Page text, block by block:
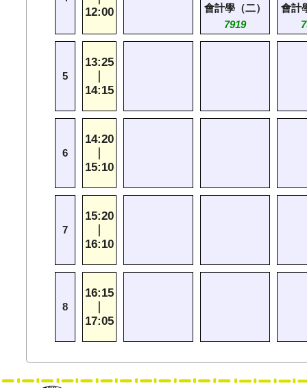
12:00
會計學（二）
7919
會計
5
13:25
14:15
6
14:20
15:10
7
15:20
16:10
8
16:15
17:05